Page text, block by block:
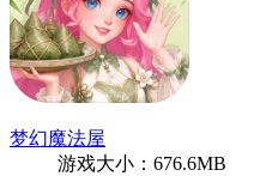
梦幻魔法屋
游戏大小：676.6MB